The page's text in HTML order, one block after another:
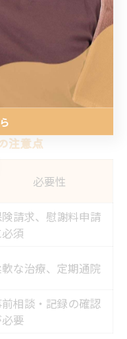
は、交通事故患者向
いる院もあります。
け方や注意点を確認
注意点
必要性
請求、慰謝料申請
須
な治療、定期通院
相談・記録の確認
要